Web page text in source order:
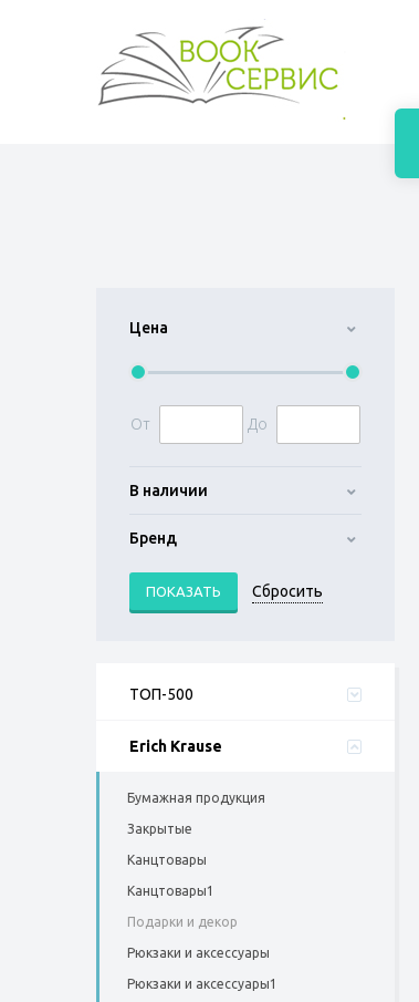
Цена
От До
В наличии
Бренд
ТОП-500
Erich Krause
Бумажная продукция
Закрытые
Канцтовары
Канцтовары1
Подарки и декор
Рюкзаки и аксессуары
Рюкзаки и аксессуары1